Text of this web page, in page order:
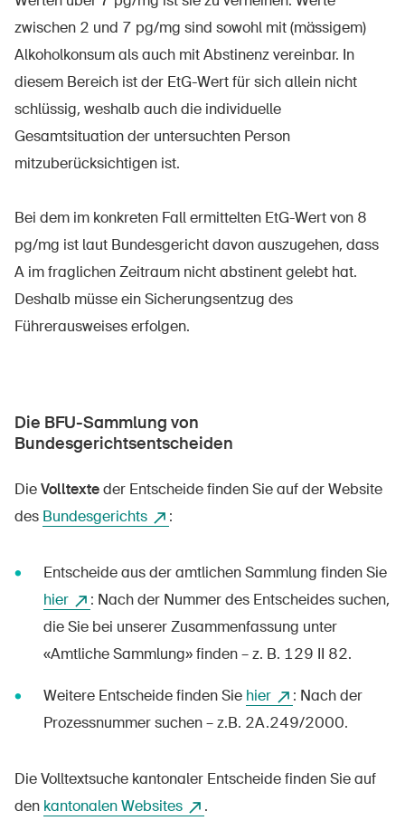
DE FR IT EN
Startseite
Newsletter abonnieren
zwischen 2 und 7 pg/mg sind sowohl mit (mässigem)
Alkoholkonsum als auch mit Abstinenz vereinbar. In
diesem Bereich ist der EtG-Wert für sich allein nicht
schlüssig, weshalb auch die individuelle
Gesamtsituation der untersuchten Person
mitzuberücksichtigen ist.
Bei dem im konkreten Fall ermittelten EtG-Wert von 8
pg/mg ist laut Bundesgericht davon auszugehen, dass
A im fraglichen Zeitraum nicht abstinent gelebt hat.
Deshalb müsse ein Sicherungsentzug des
Führerausweises erfolgen.
Die BFU-Sammlung von
Bundesgerichtsentscheiden
DieVolltexteder Entscheide finden Sie auf der Website
des Bundesgerichts :
Entscheide aus der amtlichen Sammlung finden Sie
hier
: Nach der Nummer des Entscheides suchen,
die Sie bei unserer Zusammenfassung unter
«Amtliche Sammlung» finden – z. B. 129 II 82.
Weitere Entscheide finden Sie hier
: Nach der
Prozessnummer suchen – z.B. 2A.249/2000.
Die Volltextsuche kantonaler Entscheide finden Sie auf
den kantonalen Websites .